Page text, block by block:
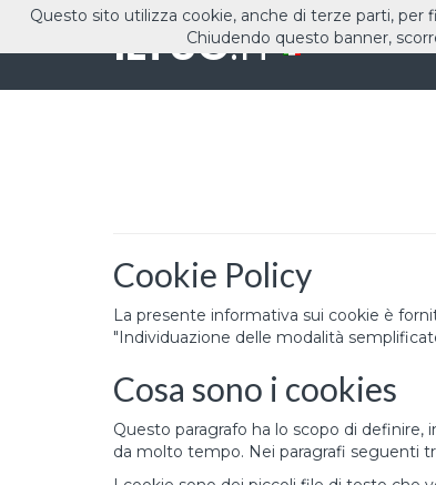
ILTUO.IT
Cookie Policy
La presente informativa sui cookie è
"Individuazione delle modalità
Cosa sono i cookies
Questo paragrafo ha lo scopo di
da molto tempo. Nei paragrafi seguenti
Questo sito utilizza cookie, anche di terze parti, per
Chiudendo questo banner,